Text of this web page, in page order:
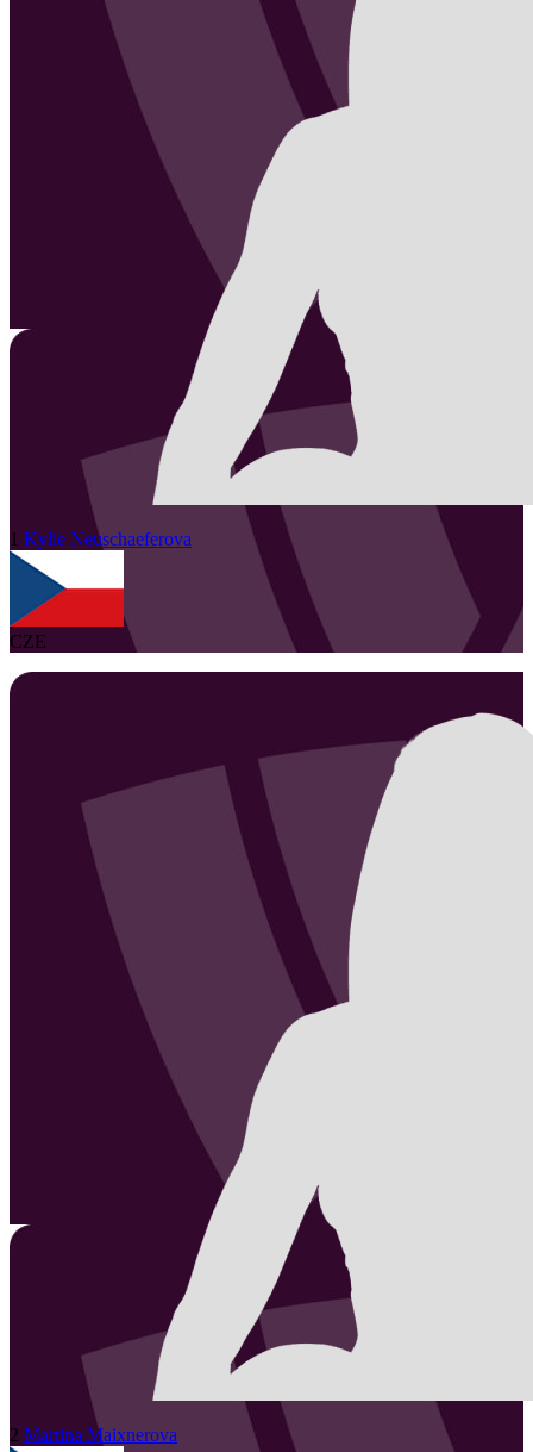
1 Kylie Neuschaeferova
CZE
2 Martina Maixnerova